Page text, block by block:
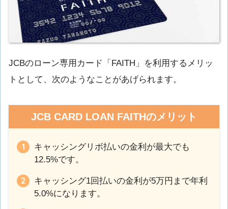
JCBのローン専用カード「FAITH」を利用するメリッ
トとして、次のようなことがあげられます。
JCB CARD LOAN FAITHのメリット
キャッシングリボ払いの金利が最大でも
12.5%です。
キャッシング1回払いの金利が5万円まで年利
5.0%になります。